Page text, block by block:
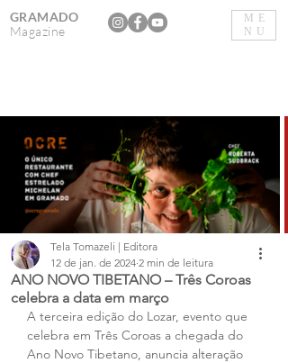
ME
NU
GRAMADO
Magazine
ANO NOVO TIBETANO – Três Coroas
celebra a data em março
Tela Tomazeli | Editora
12 de jan. de 2024 2 min de leitura
A terceira edição do Lozar, evento que
celebra em Três Coroas a chegada do
Ano Novo Tibetano, anuncia alteração